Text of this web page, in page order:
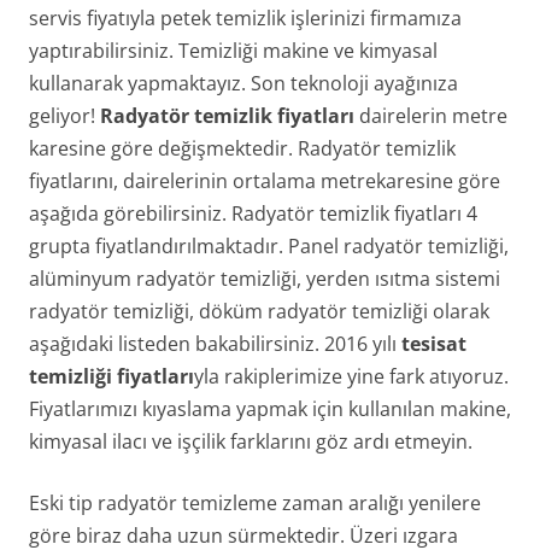
servis fiyatıyla petek temizlik işlerinizi firmamıza
yaptırabilirsiniz. Temizliği makine ve kimyasal
kullanarak yapmaktayız. Son teknoloji ayağınıza
geliyor! Radyatör temizlik fiyatları dairelerin metre
karesine göre değişmektedir. Radyatör temizlik
fiyatlarını, dairelerinin ortalama metrekaresine göre
aşağıda görebilirsiniz. Radyatör temizlik fiyatları 4
grupta fiyatlandırılmaktadır. Panel radyatör temizliği,
alüminyum radyatör temizliği, yerden ısıtma sistemi
radyatör temizliği, döküm radyatör temizliği olarak
aşağıdaki listeden bakabilirsiniz. 2016 yılı tesisat
temizliği fiyatlarıyla rakiplerimize yine fark atıyoruz.
Fiyatlarımızı kıyaslama yapmak için kullanılan makine,
kimyasal ilacı ve işçilik farklarını göz ardı etmeyin.
Eski tip radyatör temizleme zaman aralığı yenilere
göre biraz daha uzun sürmektedir. Üzeri ızgara